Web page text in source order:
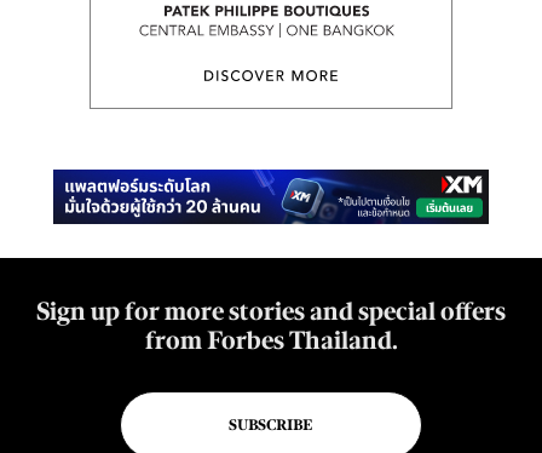
Sign up for more stories and special offers
from Forbes Thailand.
SUBSCRIBE